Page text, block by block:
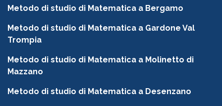
Metodo di studio di Matematica a Bergamo
Metodo di studio di Matematica a Gardone Val
Trompia
Metodo di studio di Matematica a Molinetto di
Mazzano
Metodo di studio di Matematica a Desenzano